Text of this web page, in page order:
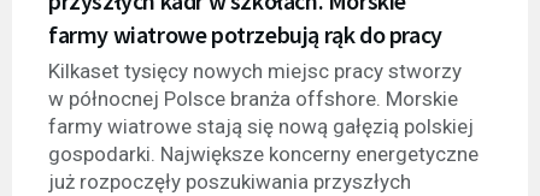
farmy wiatrowe potrzebują rąk do pracy
Kilkaset tysięcy nowych miejsc pracy stworzy
w północnej Polsce branża offshore. Morskie
farmy wiatrowe stają się nową gałęzią polskiej
gospodarki. Największe koncerny energetyczne
już rozpoczęły poszukiwania przyszłych